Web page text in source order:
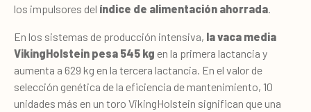
los impulsores del índice de alimentación ahorrada.
En los sistemas de producción intensiva, la vaca media
VikingHolstein pesa 545 kg en la primera lactancia y
aumenta a 629 kg en la tercera lactancia. En el valor de
selección genética de la eficiencia de mantenimiento, 10
unidades más en un toro VikingHolstein significan que una